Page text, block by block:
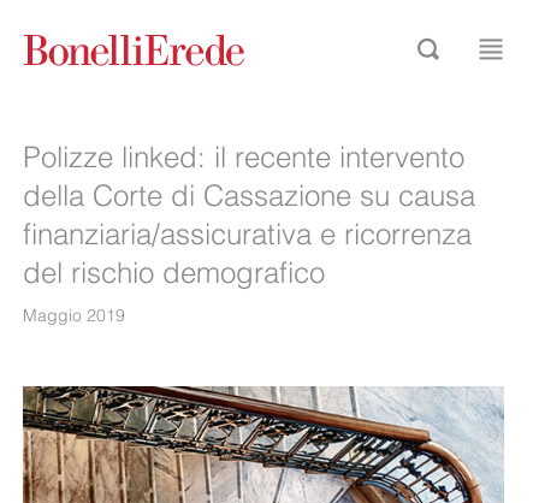
Polizze linked: il recente intervento
della Corte di Cassazione su causa
finanziaria/assicurativa e ricorrenza
del rischio demografico
Maggio 2019